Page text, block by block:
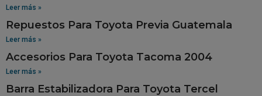
Leer más »
Repuestos Para Toyota Previa Guatemala
Leer más »
Accesorios Para Toyota Tacoma 2004
Leer más »
Barra Estabilizadora Para Toyota Tercel